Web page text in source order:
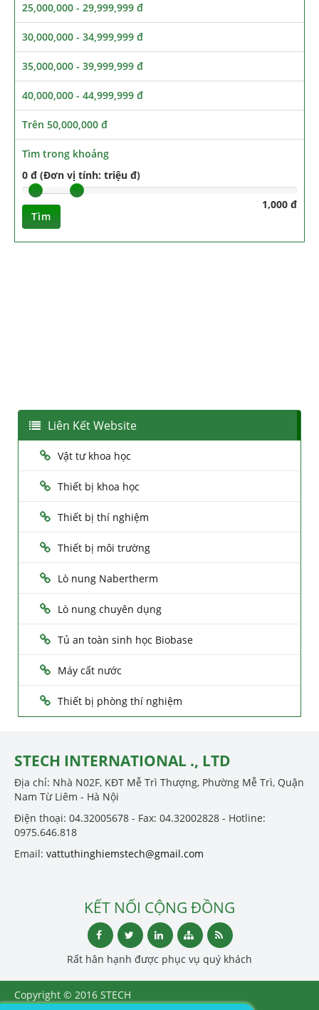
25,000,000 - 29,999,999 đ
30,000,000 - 34,999,999 đ
35,000,000 - 39,999,999 đ
40,000,000 - 44,999,999 đ
Trên 50,000,000 đ
Tìm trong khoảng
0 đ (Đơn vị tính: triệu đ)
1,000 đ
Tìm
Liên Kết Website
Vật tư khoa học
Thiết bị khoa học
Thiết bị thí nghiệm
Thiết bị môi trường
Lò nung Nabertherm
Lò nung chuyên dụng
Tủ an toàn sinh học Biobase
Máy cất nước
Thiết bị phòng thí nghiệm
STECH INTERNATIONAL ., LTD
Địa chỉ: Nhà N02F, KĐT Mễ Trì Thượng, Phường Mễ Trì, Quận
Nam Từ Liêm - Hà Nội
Điện thoại: 04.32005678 - Fax: 04.32002828 - Hotline:
0975.646.818
Email: vattuthinghiemstech@gmail.com
KẾT NỐI CỘNG ĐỒNG
Rất hân hạnh được phục vụ quý khách
Copyright © 2016 STECH